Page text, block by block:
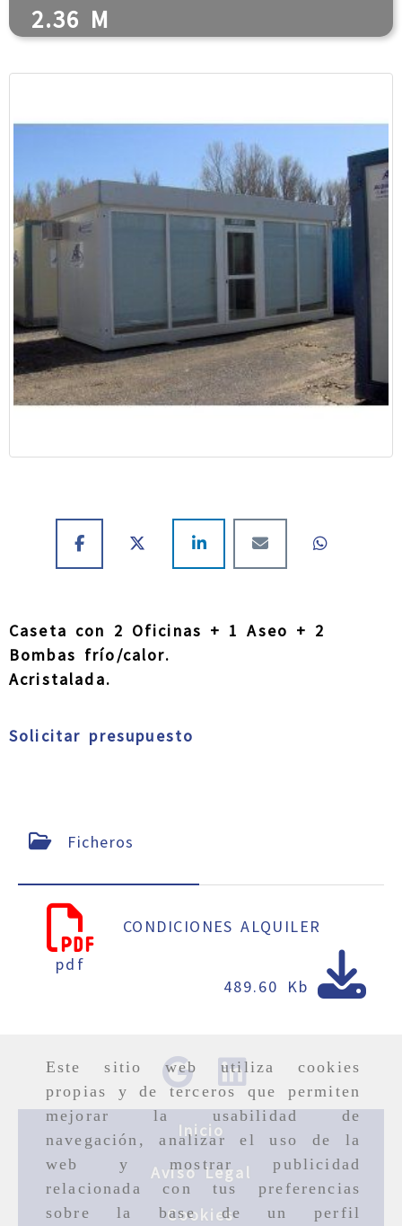
Este sitio web utiliza cookies
propias y de terceros que permiten
mejorar la usabilidad de
navegación, analizar el uso de la
web y mostrar publicidad
relacionada con tus preferencias
sobre la base de un perfil
2.36 M
Caseta con 2 Oficinas + 1 Aseo + 2
Bombas frío/calor.
Acristalada.
Solicitar presupuesto
Ficheros
pdf
CONDICIONES ALQUILER
489.60 Kb
Inicio
Aviso Legal
Cookies